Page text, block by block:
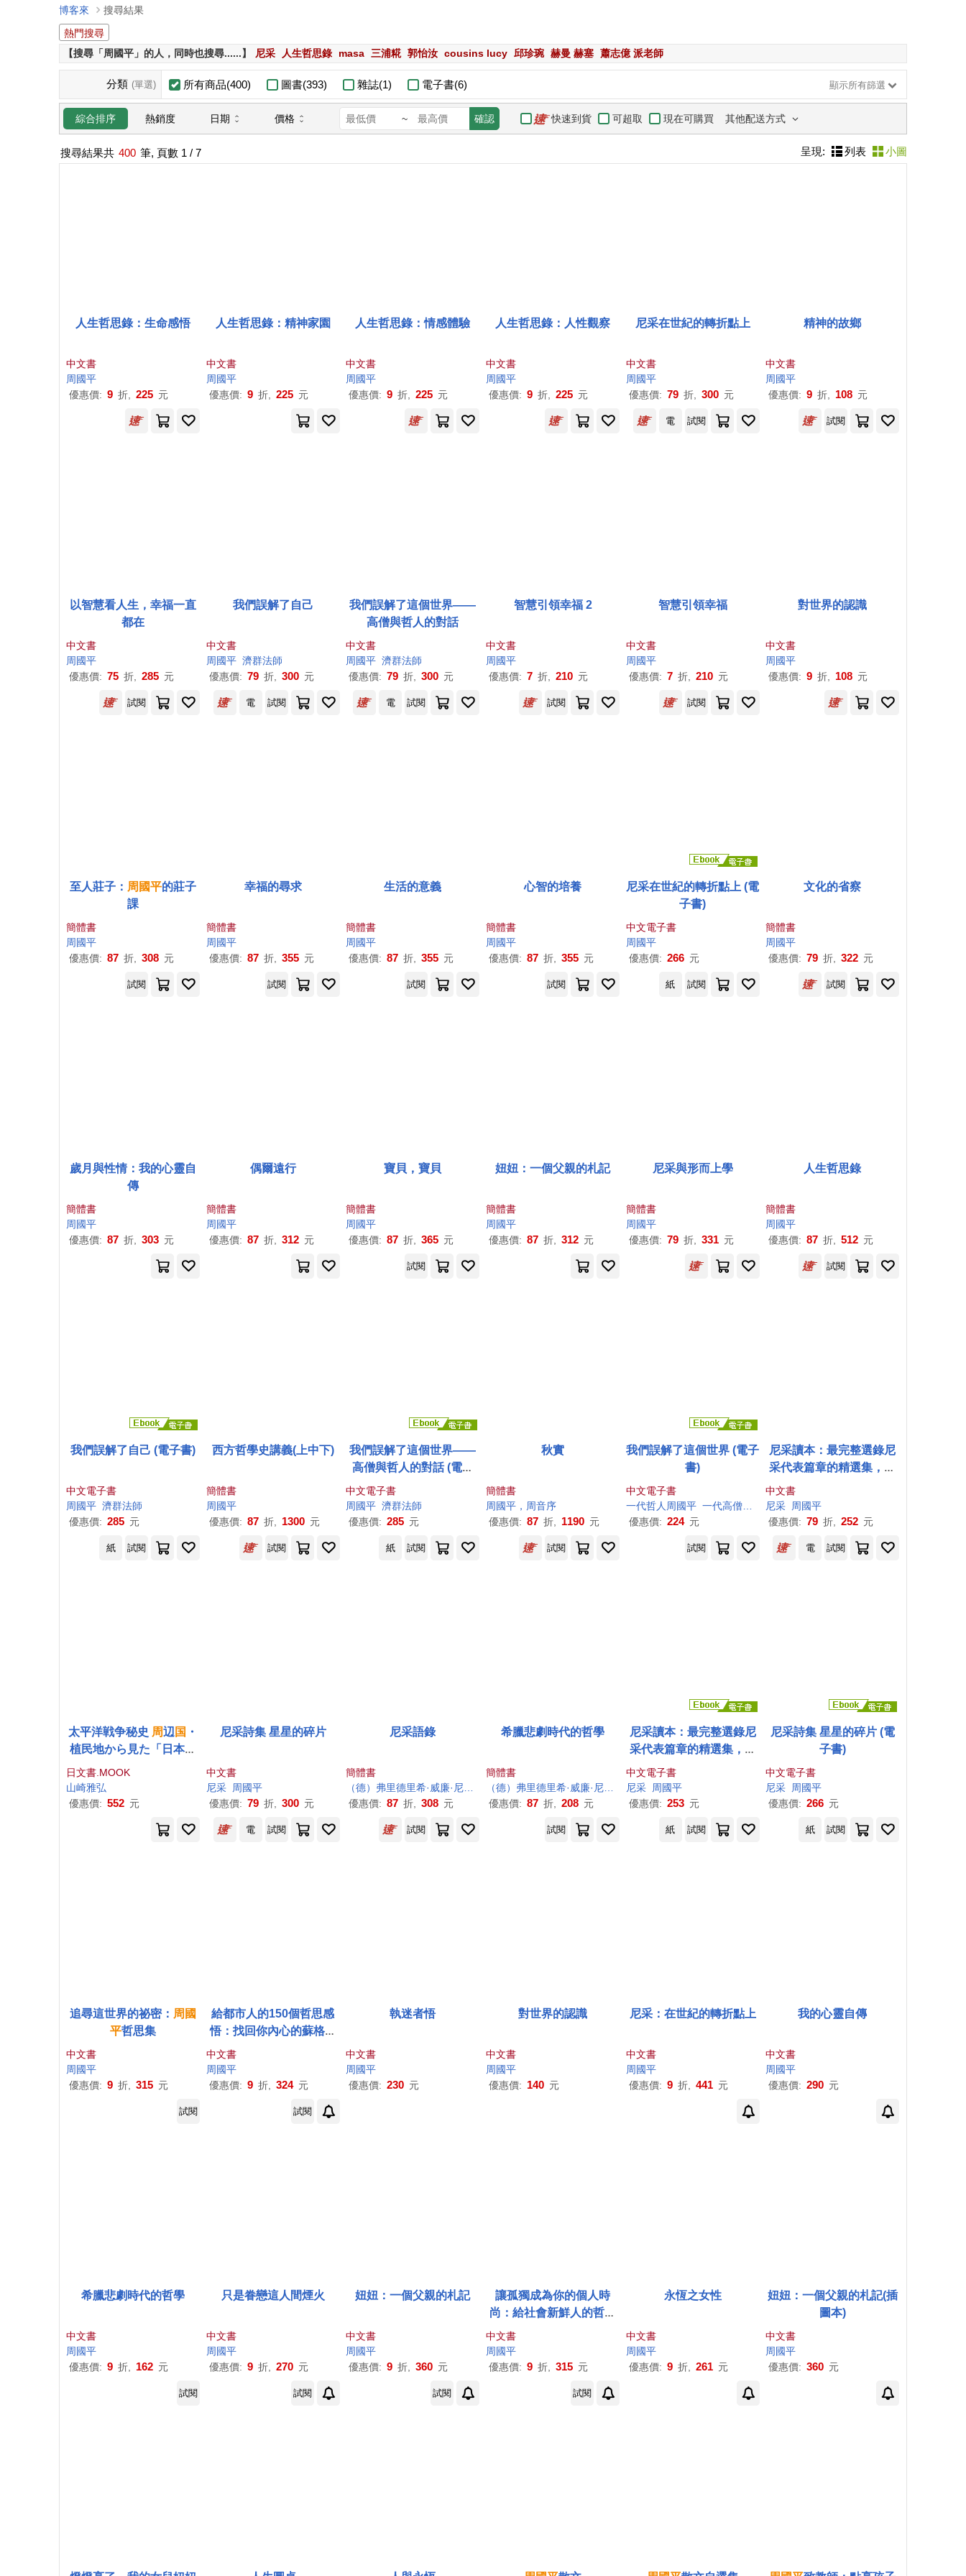
博客來
搜尋結果
熱門搜尋
【搜尋「周國平」的人，同時也搜尋......】
尼采 人生哲思錄 masa 三浦糀 郭怡汝 cousins lucy 邱珍琬 赫曼 赫塞 蕭志億 派老師
分類 (單選) 所有商品(400) 圖書(393) 雜誌(1) 電子書(6) 顯示所有篩選
綜合排序 熱銷度 日期 價格 ~ 確認 快速到貨 可超取 現在可購買 其他配送方式
搜尋結果共 400 筆, 頁數 1 / 7 呈現: 列表 小圖
人生哲思錄：生命感悟
中文書
周國平
優惠價: 9 折, 225 元
人生哲思錄：精神家園
中文書
周國平
優惠價: 9 折, 225 元
人生哲思錄：情感體驗
中文書
周國平
優惠價: 9 折, 225 元
人生哲思錄：人性觀察
中文書
周國平
優惠價: 9 折, 225 元
尼采在世紀的轉折點上
中文書
周國平
優惠價: 79 折, 300 元
精神的故鄉
中文書
周國平
優惠價: 9 折, 108 元
電 試閱 試閱
以智慧看人生，幸福一直
都在
中文書
周國平
優惠價: 75 折, 285 元
我們誤解了自己
中文書
周國平 濟群法師
優惠價: 79 折, 300 元
我們誤解了這個世界——
高僧與哲人的對話
中文書
周國平 濟群法師
優惠價: 79 折, 300 元
智慧引領幸福 2
中文書
周國平
優惠價: 7 折, 210 元
智慧引領幸福
中文書
周國平
優惠價: 7 折, 210 元
對世界的認識
中文書
周國平
優惠價: 9 折, 108 元
試閱 電 試閱 電 試閱 試閱 試閱
至人莊子： 周國平的莊子
課
簡體書
周國平
優惠價: 87 折, 308 元
幸福的尋求
簡體書
周國平
優惠價: 87 折, 355 元
生活的意義
簡體書
周國平
優惠價: 87 折, 355 元
心智的培養
簡體書
周國平
優惠價: 87 折, 355 元
尼采在世紀的轉折點上 (電
子書)
中文電子書
周國平
優惠價: 266 元
文化的省察
簡體書
周國平
優惠價: 79 折, 322 元
試閱 試閱 試閱 試閱 紙 試閱 試閱
歲月與性情：我的心靈自
傳
簡體書
周國平
優惠價: 87 折, 303 元
偶爾遠行
簡體書
周國平
優惠價: 87 折, 312 元
寶貝，寶貝
簡體書
周國平
優惠價: 87 折, 365 元
妞妞：一個父親的札記
簡體書
周國平
優惠價: 87 折, 312 元
尼采與形而上學
簡體書
周國平
優惠價: 79 折, 331 元
人生哲思錄
簡體書
周國平
優惠價: 87 折, 512 元
試閱 試閱
我們誤解了自己 (電子書)
中文電子書
周國平 濟群法師
優惠價: 285 元
西方哲學史講義(上中下)
簡體書
周國平
優惠價: 87 折, 1300 元
我們誤解了這個世界——
高僧與哲人的對話 (電子
中文電子書
周國平 濟群法師
優惠價: 285 元
秋實
簡體書
周國平 ，周音序
優惠價: 87 折, 1190 元
我們誤解了這個世界 (電子
書)
中文電子書
一代哲人 周國平 一代高僧濟群法師
優惠價: 224 元
尼采讀本：最完整選錄尼
采代表篇章的精選集，尼
采哲學的首選入門書
中文書
尼采
周國平
優惠價: 79 折, 252 元
紙 試閱 試閱 紙 試閱 試閱 試閱 電 試閱
太平洋戦争秘史 周辺 国 ・
植民地から見た「日本の
戦争」
日文書.MOOK
山崎雅弘
優惠價: 552 元
尼采詩集 星星的碎片
中文書
尼采
周國平
優惠價: 79 折, 300 元
尼采語錄
簡體書
周國平
優惠價: 87 折, 308 元
希臘悲劇時代的哲學
簡體書
周國平
優惠價: 87 折, 208 元
尼采讀本：最完整選錄尼
采代表篇章的精選集，尼
采哲學的首選入門書 (電子
中文電子書
尼采
周國平
優惠價: 253 元
尼采詩集 星星的碎片 (電
子書)
中文電子書
尼采
周國平
優惠價: 266 元
電 試閱 試閱 試閱 紙 試閱 紙 試閱
追尋這世界的祕密： 周國
平哲思集
中文書
周國平
優惠價: 9 折, 315 元
給都市人的150個哲思感
悟：找回你內心的蘇格拉
中文書
周國平
優惠價: 9 折, 324 元
執迷者悟
中文書
周國平
優惠價: 230 元
對世界的認識
中文書
周國平
優惠價: 140 元
尼采：在世紀的轉折點上
中文書
周國平
優惠價: 9 折, 441 元
我的心靈自傳
中文書
周國平
優惠價: 290 元
試閱 試閱
希臘悲劇時代的哲學
中文書
周國平
優惠價: 9 折, 162 元
只是眷戀這人間煙火
中文書
周國平
優惠價: 9 折, 270 元
妞妞：一個父親的札記
中文書
周國平
優惠價: 9 折, 360 元
讓孤獨成為你的個人時
尚：給社會新鮮人的哲思
中文書
周國平
優惠價: 9 折, 315 元
永恆之女性
中文書
周國平
優惠價: 9 折, 261 元
妞妞：一個父親的札記(插
圖本)
中文書
周國平
優惠價: 360 元
試閱 試閱 試閱 試閱